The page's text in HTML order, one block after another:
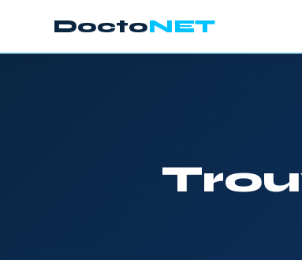
DoctoNET